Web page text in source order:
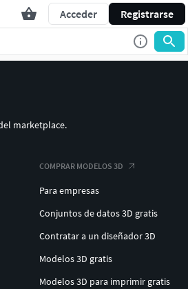
Acceder Registrarse
marketplace.
COMPRAR MODELOS 3D
Para empresas
Conjuntos de datos 3D gratis
Contratar a un diseñador 3D
Modelos 3D gratis
Modelos 3D para imprimir gratis